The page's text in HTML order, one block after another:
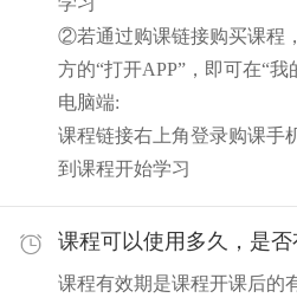
②若通过购课链接购买课程
方的“打开APP”，即可在“
电脑端:
课程链接右上角登录购课手
到课程开始学习
课程可以使用多久，是否
课程有效期是课程开课后的